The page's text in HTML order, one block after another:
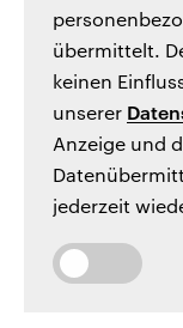
übermittelt.
keinen
unserer
Anzeige und
jederzeit